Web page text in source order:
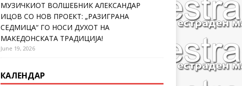
МУЗИЧКИОТ ВОЛШЕБНИК АЛЕКСАНДАР
ИЦОВ СО НОВ ПРОЕКТ: „РАЗИГРАНА
СЕДМИЦА“ ГО НОСИ ДУХОТ НА
МАКЕДОНСКАТА ТРАДИЦИЈА!
June 19, 2026
КАЛЕНДАР